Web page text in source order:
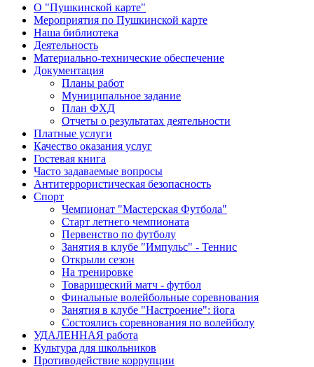
О "Пушкинской карте"
Мероприятия по Пушкинской карте
Наша библиотека
Деятельность
Материально-технические обеспечение
Документация
Планы работ
Муниципальное задание
План ФХД
Отчеты о результатах деятельности
Платные услуги
Качество оказания услуг
Гостевая книга
Часто задаваемые вопросы
Антитеррористическая безопасность
Спорт
Чемпионат "Мастерская Футбола"
Старт летнего чемпионата
Первенство по футболу
Занятия в клубе "Импульс" - Теннис
Открыли сезон
На тренировке
Товарищеский матч - футбол
Финальные волейбольные соревнования
Занятия в клубе "Настроение": йога
Состоялись соревнования по волейболу
УДАЛЕННАЯ работа
Культура для школьников
Противодействие коррупции